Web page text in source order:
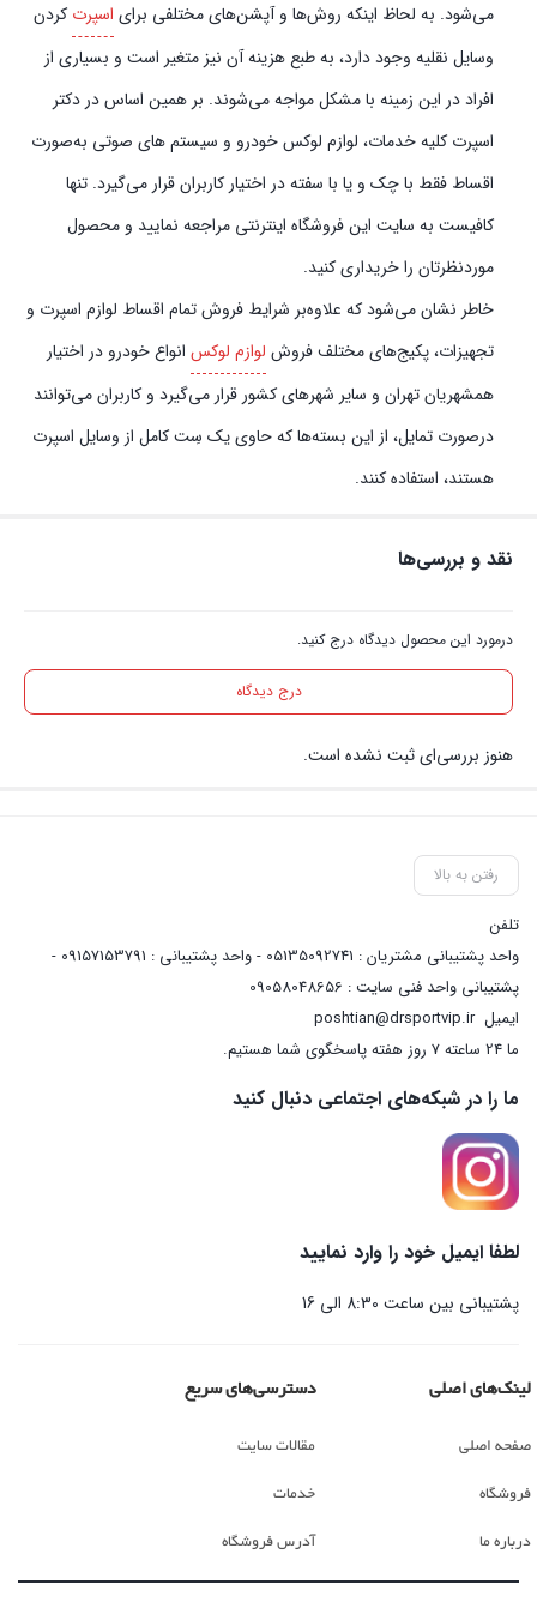
می‌شود. به لحاظ اینکه روش‌ها و آپشن‌های مختلفی برای اسپرت کردن
وسایل نقلیه وجود دارد، به طبع هزینه آن نیز متغیر است و بسیاری از
افراد در این زمینه با مشکل مواجه می‌شوند. بر همین اساس در دکتر
اسپرت کلیه خدمات، لوازم لوکس خودرو و سیستم‌ های صوتی به‌صورت
اقساط فقط با چک و یا با سفته در اختیار کاربران قرار می‌گیرد. تنها
کافیست به سایت این فروشگاه اینترنتی مراجعه نمایید و محصول
موردنظرتان را خریداری کنید.
خاطر نشان می‌شود که علاوه‌بر شرایط فروش تمام اقساط لوازم اسپرت و
تجهیزات، پکیج‌های مختلف فروش لوازم لوکس انواع خودرو در اختیار
همشهریان تهران و سایر شهرهای کشور قرار می‌گیرد و کاربران می‌توانند
در‌صورت تمایل، از این بسته‌ها که حاوی یک سِت کامل از وسایل اسپرت
هستند، استفاده کنند.
نقد و بررسی‌ها
درمورد این محصول دیدگاه درج کنید.
درج دیدگاه
هنوز بررسی‌ای ثبت نشده است.
رفتن به بالا
تلفن
واحد پشتیبانی مشتریان : 05135092741 - واحد پشتیبانی : 09157153791 -
پشتیبانی واحد فنی سایت : 09058048656
ایمیلposhtian@drsportvip.ir
ما 24 ساعته 7 روز هفته پاسخگوی شما هستیم.
ما را در شبکه‌های اجتماعی دنبال کنید
لطفا ایمیل خود را وارد نمایید
پشتیبانی بین ساعت 8:30 الی 16
لینک‌های اصلی
صفحه اصلی
فروشگاه
درباره ما
دسترسی‌های سریع
مقالات سایت
خدمات
آدرس فروشگاه